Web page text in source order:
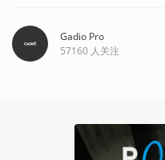
Gadio Pro
57160 人关注